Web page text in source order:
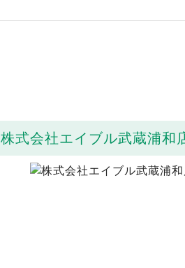
株式会社エイブル武蔵浦和